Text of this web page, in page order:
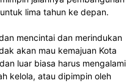
lima tahun ke depan.
mencintai dan merindukan
akan mau kemajuan Kota
luar biasa harus mengalami
kelola, atau dipimpin oleh